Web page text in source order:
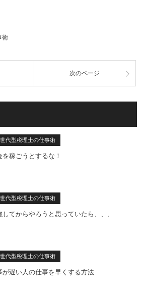
術
次のページ
代型税理士の仕事術
を稼ごうとするな！
代型税理士の仕事術
してからやろうと思っていたら、、、
代型税理士の仕事術
が遅い人の仕事を早くする方法